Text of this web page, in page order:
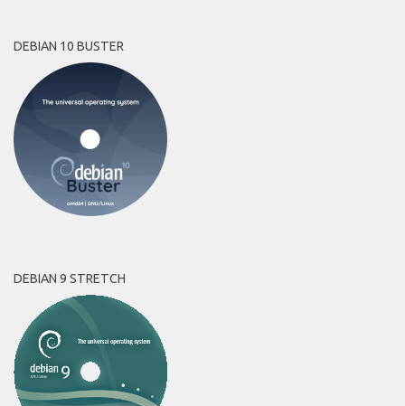
DEBIAN 10 BUSTER
DEBIAN 9 STRETCH